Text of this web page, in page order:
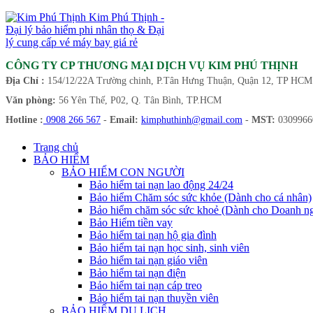
Kim Phú Thịnh -
Đại lý bảo hiểm phi nhân thọ & Đại
lý cung cấp vé máy bay giá rẻ
CÔNG TY CP THƯƠNG MẠI DỊCH VỤ KIM PHÚ THỊNH
Địa Chỉ : 154/12/22A Trường chinh, P.Tân Hưng Thuận, Quận 12, TP HCM
Văn phòng: 56 Yên Thế, P02, Q. Tân Bình, TP.HCM
Hotline : 0908 266 567 - Email: kimphuthinh@gmail.com - MST:
Trang chủ
BẢO HIỂM
BẢO HIỂM CON NGƯỜI
Bảo hiểm tai nạn lao động 24/24
Bảo hiểm Chăm sóc sức khỏe (Dành cho cá nhân)
Bảo hiểm chăm sóc sức khoẻ (Dành cho Doanh
Bảo Hiểm tiền vay
Bảo hiểm tai nạn hộ gia đình
Bảo hiểm tai nạn học sinh, sinh viên
Bảo hiểm tai nạn giáo viên
Bảo hiểm tai nạn điện
Bảo hiểm tai nạn cáp treo
Bảo hiểm tai nạn thuyền viên
BẢO HIỂM DU LỊCH